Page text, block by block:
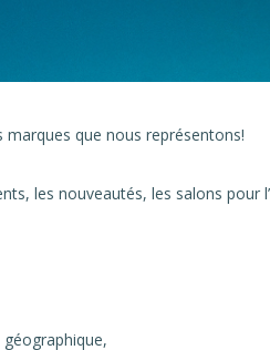
marques que nous représentons!
les nouveautés, les salons pour